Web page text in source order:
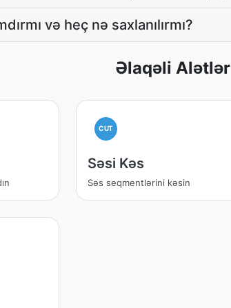
və heç nə saxlanılırmı?
Əlaqəli Alətlər
CUT
Səsi Kəs
Səs seqmentlərini kəsin